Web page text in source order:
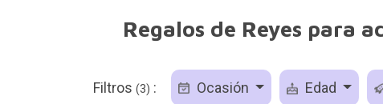
Regalos de Reyes para
Filtros (3) : Ocasión Edad